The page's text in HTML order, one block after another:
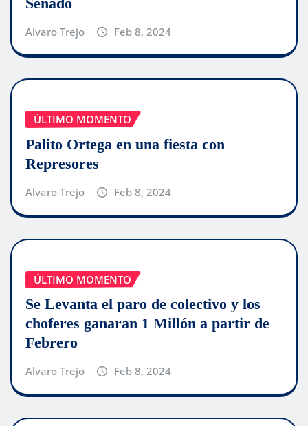
Alvaro Trejo Feb 8, 2024
ÚLTIMO MOMENTO
Palito Ortega en una fiesta con
Represores
Alvaro Trejo Feb 8, 2024
ÚLTIMO MOMENTO
Se Levanta el paro de colectivo y los
choferes ganaran 1 Millón a partir de
Febrero
Alvaro Trejo Feb 8, 2024